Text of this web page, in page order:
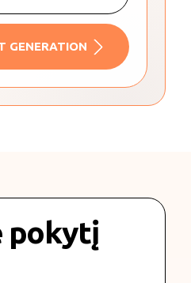
GENERATION
pokytį